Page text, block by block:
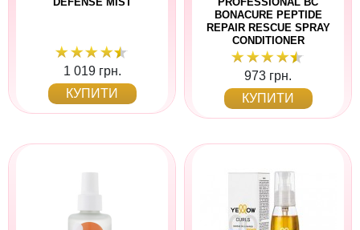
1 019 грн.
КУПИТИ
BONACURE PEPTIDE
REPAIR RESCUE SPRAY
CONDITIONER
973 грн.
КУПИТИ